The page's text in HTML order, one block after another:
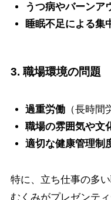
うつ病やバーンア
睡眠不足による集
3. 職場環境の問題
過重労働 （長時間
職場の雰囲気や文
適切な健康管理制
特に、立ち仕事の多
むくみがプレゼンティ